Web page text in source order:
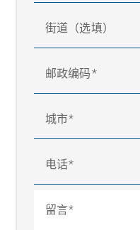
街道（选填）
邮政编码
城市
电话
留言